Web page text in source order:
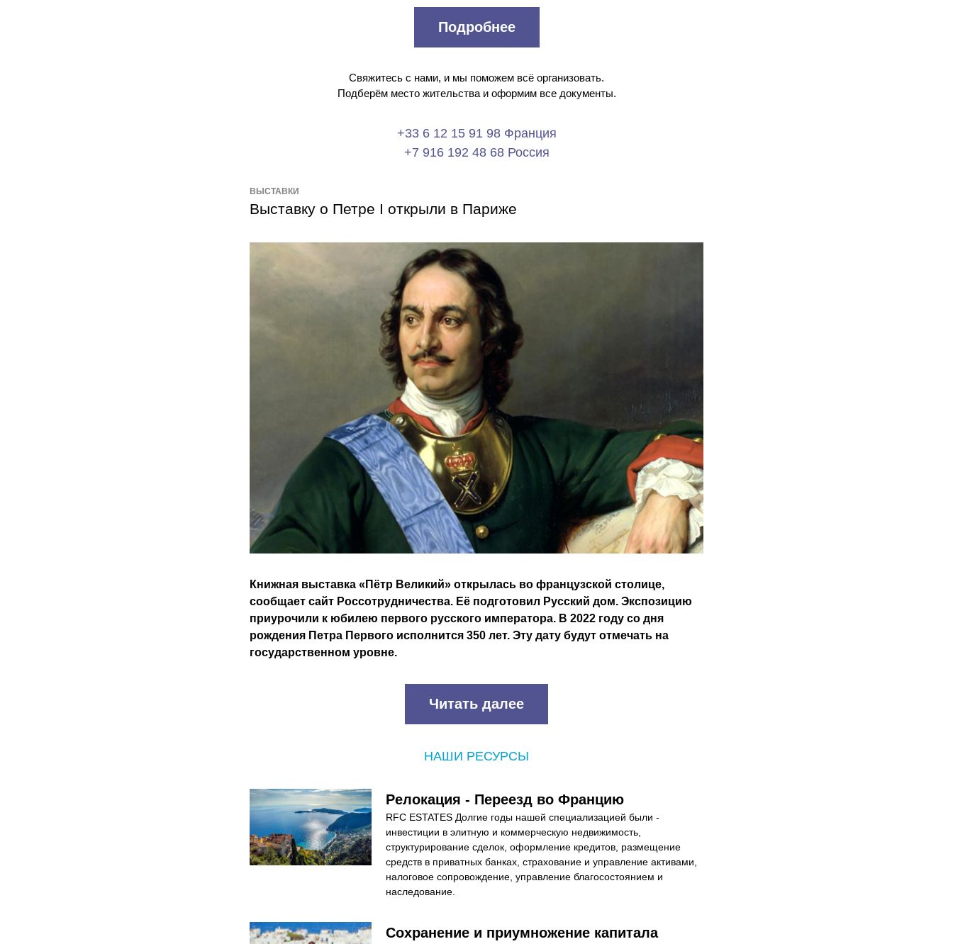
Подробнее
Свяжитесь с нами, и мы поможем всё организовать.
Подберём место жительства и оформим все документы.
+33 6 12 15 91 98 Франция
+7 916 192 48 68 Россия
ВЫСТАВКИ
Выставку о Петре I открыли в Париже
Книжная выставка «Пётр Великий» открылась во французской столице,
сообщает сайт Россотрудничества. Её подготовил Русский дом. Экспозицию
приурочили к юбилею первого русского императора. В 2022 году со дня
рождения Петра Первого исполнится 350 лет. Эту дату будут отмечать на
государственном уровне.
Читать далее
НАШИ РЕСУРСЫ
Релокация - Переезд во Францию
RFC ESTATES Долгие годы нашей специализацией были -
инвестиции в элитную и коммерческую недвижимость,
структурирование сделок, оформление кредитов, размещение
средств в приватных банках, страхование и управление активами,
налоговое сопровождение, управление благосостоянием и
наследование.
Сохранение и приумножение капитала